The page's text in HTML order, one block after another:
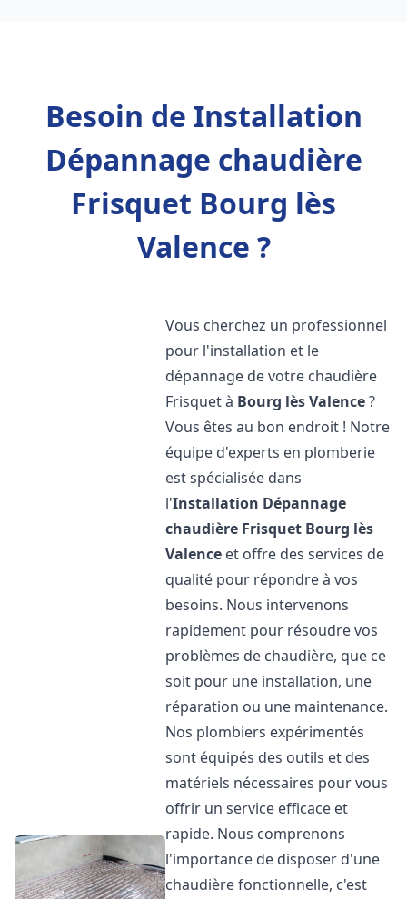
Besoin de Installation
Dépannage chaudière
Frisquet Bourg lès
Valence ?
Vous cherchez un professionnel
pour l'installation et le
dépannage de votre chaudière
Frisquet à Bourg lès Valence?
Vous êtes au bon endroit ! Notre
équipe d'experts en plomberie
est spécialisée dans
l'Installation Dépannage
chaudière Frisquet Bourg lès
Valence et offre des services de
qualité pour répondre à vos
besoins. Nous intervenons
rapidement pour résoudre vos
problèmes de chaudière, que ce
soit pour une installation, une
réparation ou une maintenance.
Nos plombiers expérimentés
sont équipés des outils et des
matériels nécessaires pour vous
offrir un service efficace et
rapide. Nous comprenons
l'importance de disposer d'une
chaudière fonctionnelle, c'est